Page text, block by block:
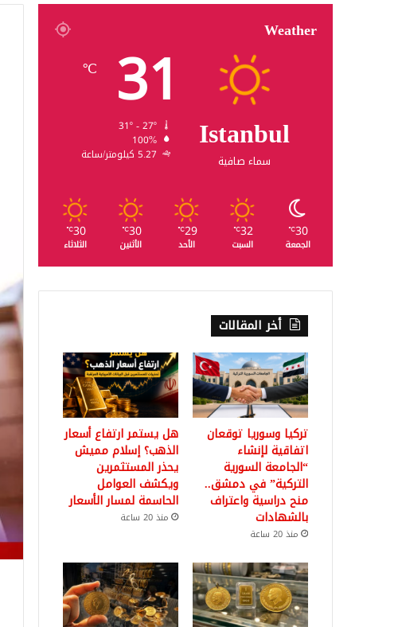
Weather
Istanbul
سماء صافية
31
℃
100%
5.27 كيلومتر/ساعة
30
℃
الجمعة
32
℃
السبت
29
℃
الأحد
30
℃
الأثنين
30
℃
الثلاثاء
أخر المقالات
تركيا وسوريا توقعان
اتفاقية لإنشاء
“الجامعة السورية
التركية” في دمشق..
منح دراسية واعتراف
بالشهادات
منذ 20 ساعة
هل يستمر ارتفاع أسعار
الذهب؟ إسلام مميش
يحذر المستثمرين
ويكشف العوامل
الحاسمة لمسار الأسعار
منذ 20 ساعة